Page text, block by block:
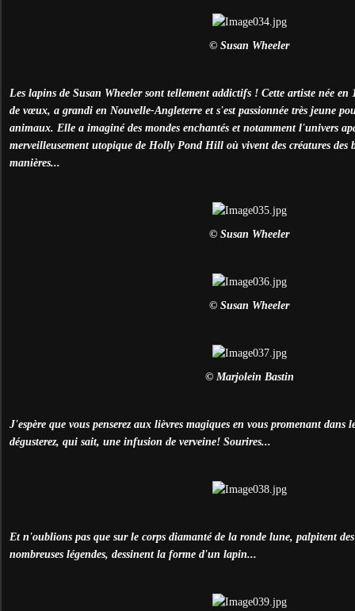
© Susan Wheeler
Les lapins de Susan Wheeler sont tellement addictifs ! Cette artiste née en
de vœux, a grandi en Nouvelle-Angleterre et s'est passionnée très jeune
animaux. Elle a imaginé des mondes enchantés et notamment l'univers
merveilleusement utopique de Holly Pond Hill où vivent des créatures des
manières...
© Susan Wheeler
© Susan Wheeler
© Marjolein Bastin
J'espère que vous penserez aux lièvres magiques en vous promenant dans
dégusterez, qui sait, une infusion de verveine! Sourires...
Et n'oublions pas que sur le corps diamanté de la ronde lune, palpitent
nombreuses légendes, dessinent la forme d'un lapin...